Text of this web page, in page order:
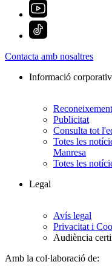
Contacta amb nosaltres
Informació
Publicitat
Consulta tot
Totes les
Manresa
Totes les
Legal
Avís legal
Privacitat i
Audiència
Amb la col·laboració de: